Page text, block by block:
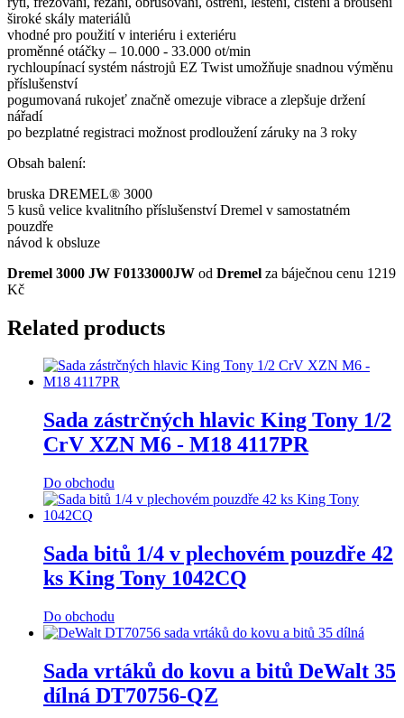
široké skály materiálů
vhodné pro použití v interiéru i exteriéru
proměnné otáčky – 10.000 - 33.000 ot/min
rychloupínací systém nástrojů EZ Twist umožňuje snadnou výměnu
příslušenství
pogumovaná rukojeť značně omezuje vibrace a zlepšuje držení
nářadí
po bezplatné registraci možnost prodloužení záruky na 3 roky
Obsah balení:
bruska DREMEL® 3000
5 kusů velice kvalitního příslušenství Dremel v samostatném
pouzdře
návod k obsluze
Dremel 3000 JW F0133000JW od Dremel za báječnou cenu 1219
Kč
Related products
Sada zástrčných hlavic King Tony 1/2
CrV XZN M6 - M18 4117PR
Do obchodu
Sada bitů 1/4 v plechovém pouzdře 42
ks King Tony 1042CQ
Do obchodu
Sada vrtáků do kovu a bitů DeWalt 35
dílná DT70756-QZ